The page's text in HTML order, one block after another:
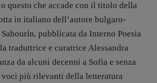
questo che accade con il titolo della
in italiano dell’autore bulgaro-
pubblicata da Interno Poesia
traduttrice e curatrice Alessandra
da alcuni decenni a Sofia e senza
più rilevanti della letteratura